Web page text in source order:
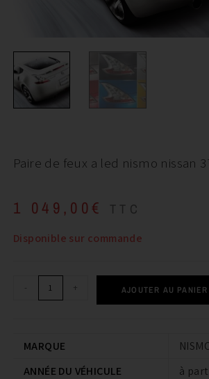
Paire de feux a led nismo nissan
1 049,00 € TTC
Disponible sur commande
- + AJOUTER AU PANIER
MARQUE
ANNÉE DU VÉHICULE
à